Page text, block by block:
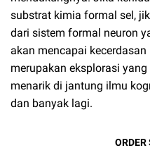
substrat kimia formal sel,
dari sistem formal neuron
akan mencapai kecerdasan
merupakan eksplorasi
menarik di jantung ilmu
dan banyak lagi.
ORDER